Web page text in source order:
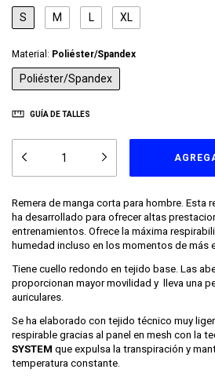
S M L XL
Material: Poliéster/Spandex
Poliéster/Spandex
GUÍA DE TALLES
Remera de manga corta para hombre. Esta
ha desarrollado para ofrecer altas
entrenamientos. Ofrece la máxima
humedad incluso en los momentos de más
Tiene cuello redondo en tejido base. Las
proporcionan mayor movilidad y lleva una
auriculares.
Se ha elaborado con tejido técnico muy
respirable gracias al panel en mesh con la
SYSTEM que expulsa la transpiración y
temperatura constante.